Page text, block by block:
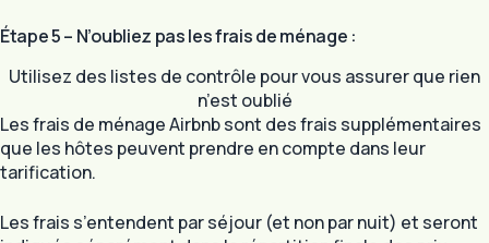
Étape 5 – N’oubliez pas les frais de ménage :
Utilisez des listes de contrôle pour vous assurer que rien
n’est oublié
Les frais de ménage Airbnb sont des frais supplémentaires
que les hôtes peuvent prendre en compte dans leur
tarification.
Les frais s’entendent par séjour (et non par nuit) et seront